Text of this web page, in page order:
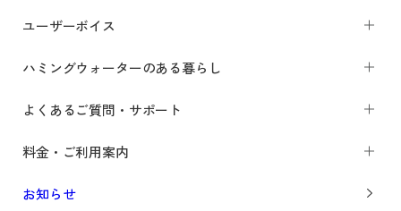
ユーザーボイス
ハミングウォーターのある暮らし
よくあるご質問・サポート
料金・ご利用案内
お知らせ